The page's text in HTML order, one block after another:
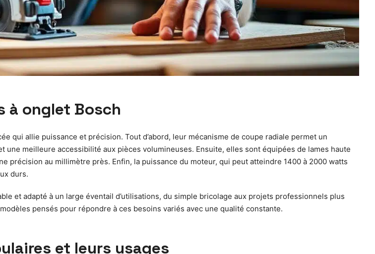
à onglet Bosch
qui allie puissance et précision. Tout d’abord, leur mécanisme de coupe radiale permet un
meilleure accessibilité aux pièces volumineuses. Ensuite, elles sont équipées de lames haute
précision au millimètre près. Enfin, la puissance du moteur, qui peut atteindre 1400 à 2000 watts
durs.
et adapté à un large éventail d’utilisations, du simple bricolage aux projets professionnels plus
pensés pour répondre à ces besoins variés avec une qualité constante.
et leurs usages